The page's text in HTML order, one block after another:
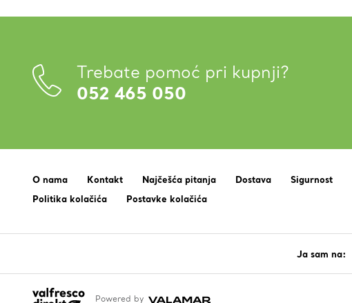
Trebate pomoć pri kupnji?
052 465 050
O nama Kontakt Najčešća pitanja Dostava Sigurnost
Politika kolačića
Postavke kolačića
Ja sam na:
Powered by